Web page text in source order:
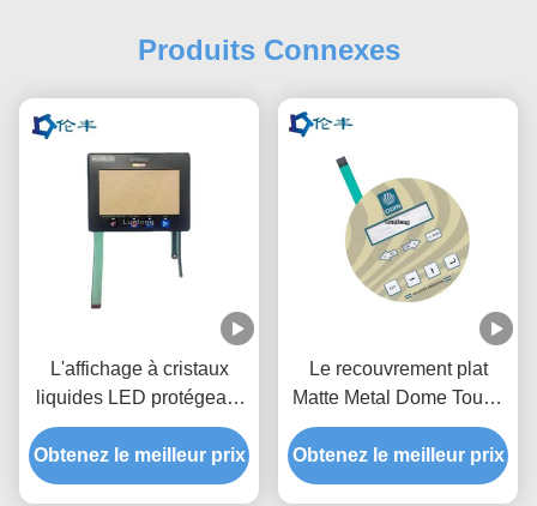
Produits Connexes
L'affichage à cristaux
liquides LED protégeant
le contact à membrane de
couche a recouvert la
couleur graphique de
Obtenez le meilleur prix
Le recouvrement plat
Matte Metal Dome Touch
Panel de contact à
membrane a recouvert
Obtenez le meilleur prix